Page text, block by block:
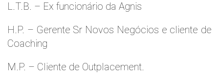
L.T.B. – Ex funcionário da Agnis
H.P. – Gerente Sr Novos Negócios e cliente de
Coaching
M.P. – Cliente de Outplacement.